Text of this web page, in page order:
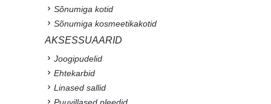
Sõnumiga kotid
Sõnumiga kosmeetikakotid
AKSESSUAARID
Joogipudelid
Ehtekarbid
Linased sallid